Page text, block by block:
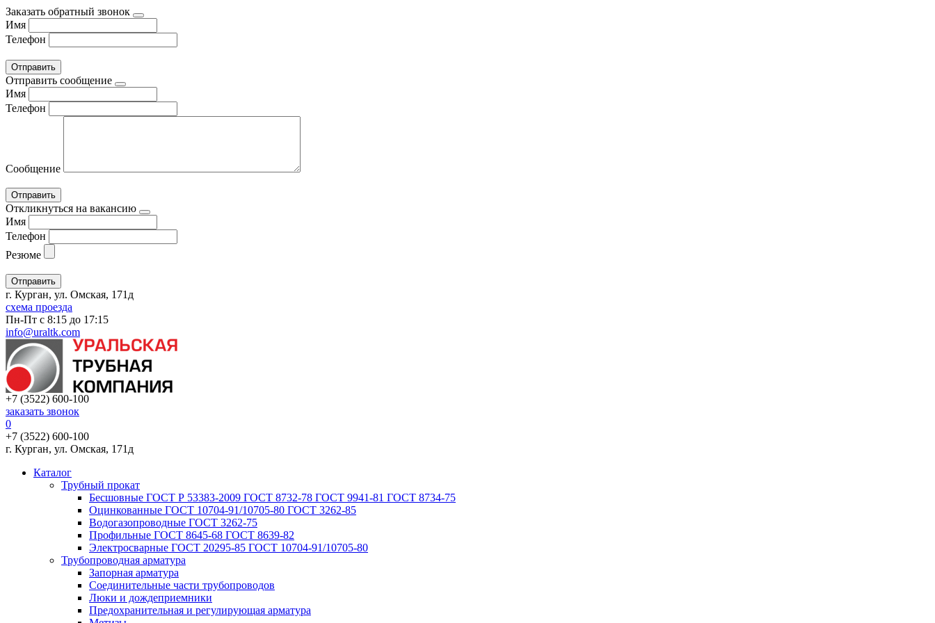
Заказать обратный звонок
Имя
Телефон
Отправить сообщение
Имя
Телефон
Сообщение
Откликнуться на вакансию
Имя
Телефон
Резюме
г. Курган, ул. Омская, 171д
схема проезда
Пн-Пт с 8:15 до 17:15
info@uraltk.com
+7 (3522) 600-100
заказать звонок
0
+7 (3522) 600-100
г. Курган, ул. Омская, 171д
Каталог
Трубный прокат
Беcшовные ГОСТ Р 53383-2009 ГОСТ 8732-78 ГОСТ 9941-81 ГОСТ 8734-75
Оцинкованные ГОСТ 10704-91/10705-80 ГОСТ 3262-85
Водогазопроводные ГОСТ 3262-75
Профильные ГОСТ 8645-68 ГОСТ 8639-82
Электросварные ГОСТ 20295-85 ГОСТ 10704-91/10705-80
Трубопроводная арматура
Запорная арматура
Соединительные части трубопроводов
Люки и дождеприемники
Предохранительная и регулирующая арматура